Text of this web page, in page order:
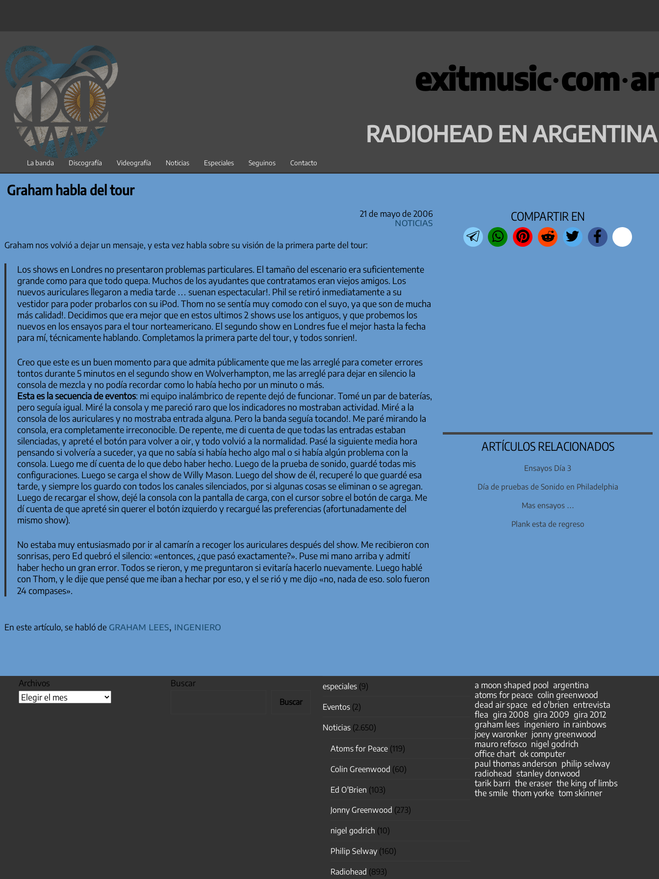
contenido
exitmusic·com·ar
RADIOHEAD EN ARGENTINA
La banda Discografía Videografía Noticias Especiales Seguinos Contacto
Graham habla del tour
21 de mayo de 2006
Noticias
Graham nos volvió a dejar un mensaje, y esta vez habla sobre su visión de la primera parte del tour:
Los shows en Londres no presentaron problemas particulares. El tamaño del escenario era suficientemente
grande como para que todo quepa. Muchos de los ayudantes que contratamos eran viejos amigos. Los
nuevos auriculares llegaron a media tarde … suenan espectacular!. Phil se retiró inmediatamente a su
vestidor para poder probarlos con su iPod. Thom no se sentía muy comodo con el suyo, ya que son de mucha
más calidad!. Decidimos que era mejor que en estos ultimos 2 shows use los antiguos, y que probemos los
nuevos en los ensayos para el tour norteamericano. El segundo show en Londres fue el mejor hasta la fecha
para mí, técnicamente hablando. Completamos la primera parte del tour, y todos sonrien!.
Creo que este es un buen momento para que admita públicamente que me las arreglé para cometer errores
tontos durante 5 minutos en el segundo show en Wolverhampton, me las arreglé para dejar en silencio la
consola de mezcla y no podía recordar como lo había hecho por un minuto o más.
Esta es la secuencia de eventos: mi equipo inalámbrico de repente dejó de funcionar. Tomé un par de baterías,
pero seguía igual. Miré la consola y me pareció raro que los indicadores no mostraban actividad. Miré a la
consola de los auriculares y no mostraba entrada alguna. Pero la banda seguía tocando!. Me paré mirando la
consola, era completamente irreconocible. De repente, me di cuenta de que todas las entradas estaban
silenciadas, y apreté el botón para volver a oir, y todo volvió a la normalidad. Pasé la siguiente media hora
pensando si volvería a suceder, ya que no sabía si había hecho algo mal o si había algún problema con la
consola. Luego me dí cuenta de lo que debo haber hecho. Luego de la prueba de sonido, guardé todas mis
configuraciones. Luego se carga el show de Willy Mason. Luego del show de él, recuperé lo que guardé esa
tarde, y siempre los guardo con todos los canales silenciados, por si algunas cosas se eliminan o se agregan.
Luego de recargar el show, dejé la consola con la pantalla de carga, con el cursor sobre el botón de carga. Me
dí cuenta de que apreté sin querer el botón izquierdo y recargué las preferencias (afortunadamente del
mismo show).
No estaba muy entusiasmado por ir al camarín a recoger los auriculares después del show. Me recibieron con
sonrisas, pero Ed quebró el silencio: «entonces, ¿que pasó exactamente?». Puse mi mano arriba y admití
haber hecho un gran error. Todos se rieron, y me preguntaron si evitaría hacerlo nuevamente. Luego hablé
con Thom, y le dije que pensé que me iban a hechar por eso, y el se rió y me dijo «no, nada de eso. solo fueron
24 compases».
En este artículo, se habló de graham lees ingeniero
COMPARTIR EN
ARTÍCULOS RELACIONADOS
Ensayos Día 3
Día de pruebas de Sonido en Philadelphia
Mas ensayos …
Plank esta de regreso
Archivos Buscar
Buscar
especiales(9)
Eventos(2)
Noticias(2.650)
Atoms for Peace(119)
Colin Greenwood (60)
Ed O'Brien (103)
Jonny Greenwood (273)
nigel godrich (10)
Philip Selway(160)
Radiohead (893)
a moon shaped pool argentina
atoms for peace colin greenwood
dead air space ed o'brien entrevista
flea gira 2008 gira 2009 gira 2012
graham lees ingeniero in rainbows
joey waronker jonny greenwood
mauro refosco nigel godrich
office chart ok computer
paul thomas anderson philip selway
radiohead stanley donwood
tarik barri the eraser the king of limbs
the smile thom yorke tom skinner